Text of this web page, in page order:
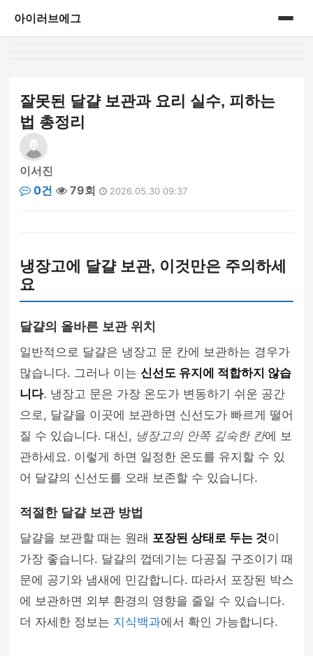
아이러브에그
잘못된 달걀 보관과 요리 실수, 피하는
법 총정리
이서진
0건
79회 2026.05.30 09:37
냉장고에 달걀 보관, 이것만은 주의하세
요
달걀의 올바른 보관 위치
일반적으로 달걀은 냉장고 문 칸에 보관하는 경우가
많습니다. 그러나 이는 신선도 유지에 적합하지 않습
니다. 냉장고 문은 가장 온도가 변동하기 쉬운 공간
으로, 달걀을 이곳에 보관하면 신선도가 빠르게 떨어
질 수 있습니다. 대신, 냉장고의 안쪽 깊숙한 칸에 보
관하세요. 이렇게 하면 일정한 온도를 유지할 수 있
어 달걀의 신선도를 오래 보존할 수 있습니다.
적절한 달걀 보관 방법
달걀을 보관할 때는 원래 포장된 상태로 두는 것이
가장 좋습니다. 달걀의 껍데기는 다공질 구조이기 때
문에 공기와 냄새에 민감합니다. 따라서 포장된 박스
에 보관하면 외부 환경의 영향을 줄일 수 있습니다.
더 자세한 정보는 지식백과에서 확인 가능합니다.